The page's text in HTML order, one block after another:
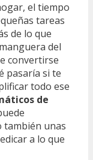
el tiempo
tareas
de lo que
del
convertirse
pasaría si te
todo ese
de
también unas
a lo que